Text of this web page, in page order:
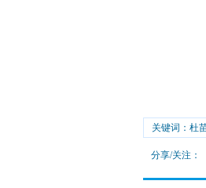
关键词：杜
分享/关注：